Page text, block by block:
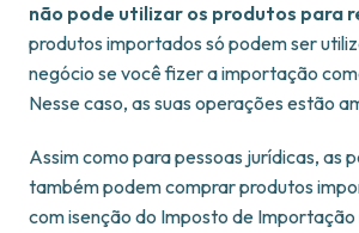
não pode utilizar os produtos para
produtos importados só podem ser
negócio se você fizer a importação
Nesse caso, as suas operações estão
Assim como para pessoas jurídicas, as
também podem comprar produtos
com isenção do Imposto de